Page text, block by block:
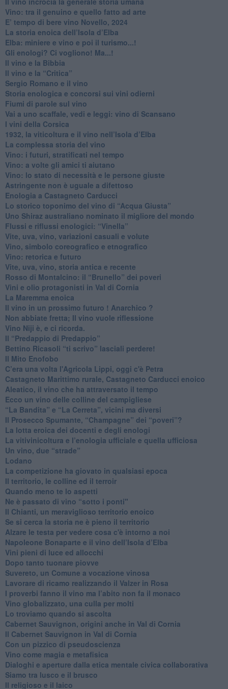
Vino: tra il genuino e quello fatto ad arte
E’ tempo di bere vino Novello, 2024
La storia enoica dell’Isola d’Elba
Elba: miniere e vino e poi il turismo...!
​Gli enologi? Ci vogliono! Ma...!
​Il vino e la Bibbia
​Il vino e la “Critica”
Sergio Romano e il vino
​Storia enologica e concorsi sui vini odierni
Fiumi di parole sul vino
​Vai a uno scaffale, vedi e leggi: vino di Scansano
​I vini della Corsica
​1932, la viticoltura e il vino nell’Isola d’Elba
​La complessa storia del vino
​Vino: i futuri, stratificati nel tempo
Vino: a volte gli amici ti aiutano
Vino: lo stato di necessità e le persone giuste
​Astringente non è uguale a difettoso
Enologia a Castagneto Carducci
Lo storico toponimo del vino di “Acqua Giusta”
Uno Shiraz australiano nominato il migliore del mondo
​Flussi e riflussi enologici: “Vinella”
Vite, uva, vino, variazioni casuali e volute
Vino, simbolo coreografico e etnografico
​Vino: retorica e futuro
​Vite, uva, vino, storia antica e recente
​Rosso di Montalcino: il “Brunello” dei poveri
Vini e olio protagonisti in Val di Cornia
​La Maremma enoica
Il vino in un prossimo futuro ! Anarchico ?
​Non abbiate fretta; Il vino vuole riflessione
​Vino Niji è, e ci ricorda.
Il “Predappio di Predappio”
Bettino Ricasoli “ti scrivo” lasciali perdere!
Il Mito Enofobo
​C’era una volta l'Agricola Lippi, oggi c'è Petra
​Castagneto Marittimo rurale, Castagneto Carducci enoico
Aleatico, il vino che ha attraversato il tempo
Ecco un vino delle colline del campigliese
“La Bandita” e “La Cerreta”, vicini ma diversi
​Il Prosecco Spumante, “Champagne” dei “poveri”?
​La lotta eroica dei docenti e degli enologi
​La vitivinicoltura e l’enologia ufficiale e quella ufficiosa
​Un vino, due “strade”
Lodano
​La competizione ha giovato in qualsiasi epoca
Il territorio, le colline ed il terroir
Quando meno te lo aspetti
​Ne è passato di vino “sotto i ponti"
​Il Chianti, un meraviglioso territorio enoico
​Se si cerca la storia ne è pieno il territorio
Alzare le testa per vedere cosa c'è intorno a noi
​Napoleone Bonaparte e il vino dell’Isola d’Elba
Vini pieni di luce ed allocchi
Dopo tanto tuonare piovve
Suvereto, un Comune a vocazione vinosa
Lavorare di ricamo realizzando il Valzer in Rosa
​I proverbi fanno il vino ma l’abito non fa il monaco
Vino globalizzato, una culla per molti
Lo troviamo quando si ascolta
Cabernet Sauvignon, origini anche in Val di Cornia
Il Cabernet Sauvignon in Val di Cornia
Con un pizzico di pseudoscienza
​Vino come magia e metafisica
Dialoghi e aperture dalla etica mentale civica collaborativa
Siamo tra lusco e il brusco
Il religioso e il laico